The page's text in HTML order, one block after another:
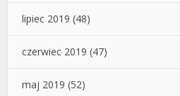
lipiec 2019 (48)
czerwiec 2019 (47)
maj 2019 (52)